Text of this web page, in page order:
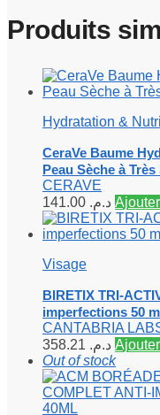
Produits
Hydratation &
CeraVe Baume
Peau Sèche à
CERAVE
د.م.
Visage
BIRETIX TRI-
imperfections 50
CANTABRIA
د.م.
Out of stock